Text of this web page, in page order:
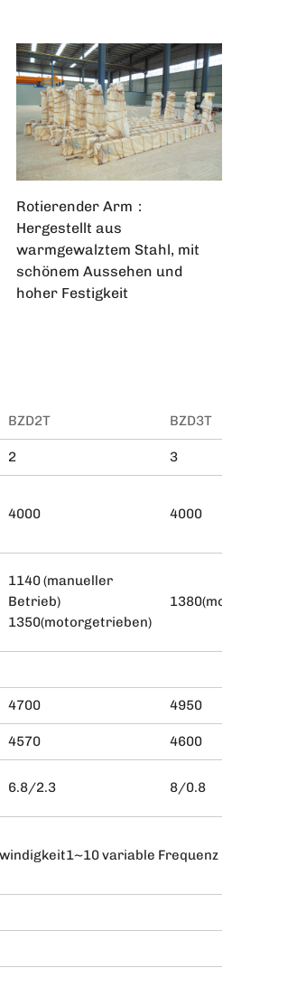
Rotierender Arm：
Hergestellt aus
warmgewalztem Stahl, mit
schönem Aussehen und
hoher Festigkeit
BZD2T BZD3T
2 3
4000 4000
1140 (manueller
Betrieb)
1350(motorgetrieben)
1380(motorgetrieben)
4700 4950
4570 4600
6.8/2.3 8/0.8
variable Frequenz